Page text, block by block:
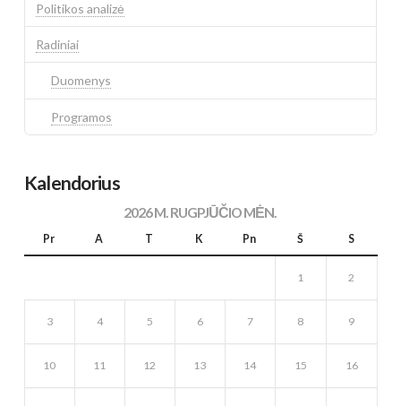
Politikos analizė
Radiniai
Duomenys
Programos
Kalendorius
2026 M. RUGPJŪČIO MĖN.
Pr A T K Pn Š S
1 2
3 4 5 6 7 8 9
10 11 12 13 14 15 16